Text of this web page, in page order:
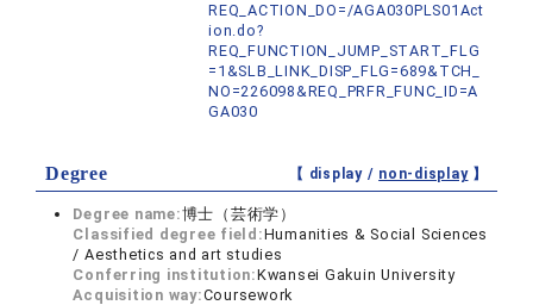
REQ_ACTION_DO=/AGA030PLS01Act
ion.do?
REQ_FUNCTION_JUMP_START_FLG
=1&SLB_LINK_DISP_FLG=689&TCH_
NO=226098&REQ_PRFR_FUNC_ID=A
GA030
Degree 【 display / non-display】
Degree name:博士（芸術学）
Classified degree field:Humanities & Social Sciences
/ Aesthetics and art studies
Conferring institution:Kwansei Gakuin University
Acquisition way:Coursework